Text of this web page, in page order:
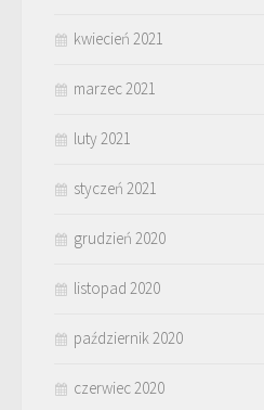
kwiecień 2021
marzec 2021
luty 2021
styczeń 2021
grudzień 2020
listopad 2020
październik 2020
czerwiec 2020